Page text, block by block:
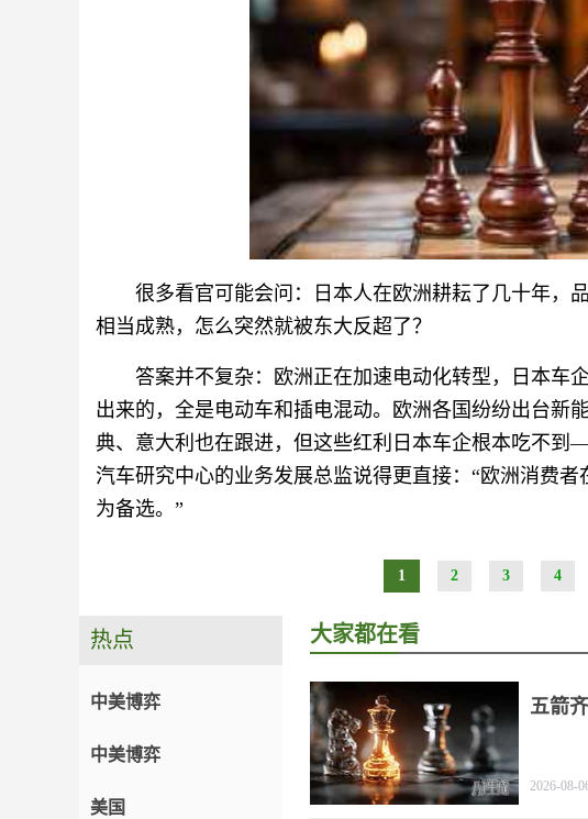
很多看官可能会问：日本人在欧洲耕耘了几十年，
相当成熟，怎么突然就被东大反超了？
答案并不复杂：欧洲正在加速电动化转型，日本车
出来的，全是电动车和插电混动。欧洲各国纷纷出台新
典、意大利也在跟进，但这些红利日本车企根本吃不
汽车研究中心的业务发展总监说得更直接：“欧洲消费
为备选。”
1 2 3 4
热点
中美博弈
中美博弈
美国
大家都在看
五箭
2026-08-